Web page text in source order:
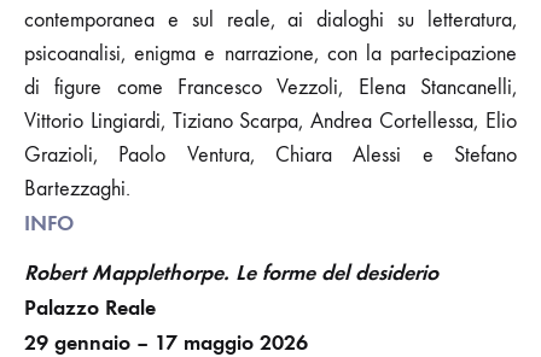
contemporanea e sul reale, ai dialoghi su letteratura,
psicoanalisi, enigma e narrazione, con la partecipazione
di figure come Francesco Vezzoli, Elena Stancanelli,
Vittorio Lingiardi, Tiziano Scarpa, Andrea Cortellessa, Elio
Grazioli, Paolo Ventura, Chiara Alessi e Stefano
Bartezzaghi.
INFO
Robert Mapplethorpe. Le forme del desiderio
Palazzo Reale
29 gennaio – 17 maggio 2026